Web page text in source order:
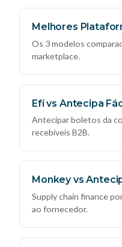
Melhores
Os 3 modelos
marketplace.
Efí vs Antecipa
Antecipar boletos da
recebíveis B2B.
Monkey vs
Supply chain finance
ao fornecedor.